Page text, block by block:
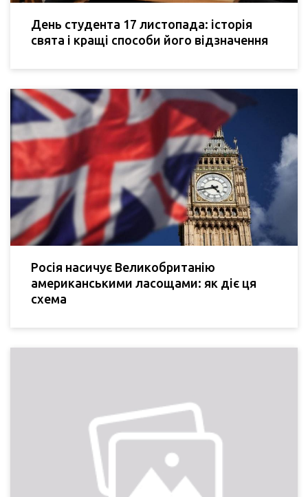
День студента 17 листопада: історія
свята і кращі способи його відзначення
Росія насичує Великобританію
американськими ласощами: як діє ця
схема